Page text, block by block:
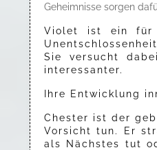
Geheimnisse sorgen
Violet ist ein für
Sie versucht
interessanter.
Ihre Entwicklung
Chester ist der
Vorsicht tun. Er
als Nächstes tut